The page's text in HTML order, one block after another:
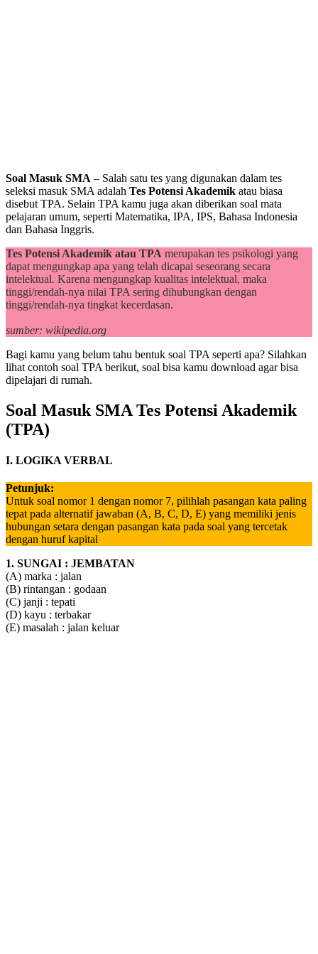
Soal Masuk SMA – Salah satu tes yang digunakan dalam tes
seleksi masuk SMA adalah Tes Potensi Akademik atau biasa
disebut TPA. Selain TPA kamu juga akan diberikan soal mata
pelajaran umum, seperti Matematika, IPA, IPS, Bahasa Indonesia
dan Bahasa Inggris.
Tes Potensi Akademik atau TPA merupakan tes psikologi yang
dapat mengungkap apa yang telah dicapai seseorang secara
intelektual. Karena mengungkap kualitas intelektual, maka
tinggi/rendah-nya nilai TPA sering dihubungkan dengan
tinggi/rendah-nya tingkat kecerdasan.
sumber: wikipedia.org
Bagi kamu yang belum tahu bentuk soal TPA seperti apa? Silahkan
lihat contoh soal TPA berikut, soal bisa kamu download agar bisa
dipelajari di rumah.
Soal Masuk SMA Tes Potensi Akademik
(TPA)
I. LOGIKA VERBAL
Petunjuk:
Untuk soal nomor 1 dengan nomor 7, pilihlah pasangan kata paling
tepat pada alternatif jawaban (A, B, C, D, E) yang memiliki jenis
hubungan setara dengan pasangan kata pada soal yang tercetak
dengan huruf kapital
1. SUNGAI : JEMBATAN
(A) marka : jalan
(B) rintangan : godaan
(C) janji : tepati
(D) kayu : terbakar
(E) masalah : jalan keluar